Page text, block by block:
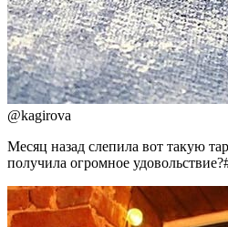
@kagirova
Месяц назад слепила вот такую
получила огромное